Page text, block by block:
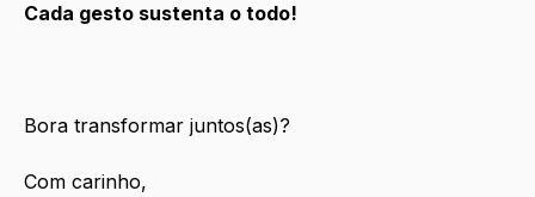
Cada gesto sustenta o todo!
Bora transformar juntos(as)?
Com carinho,